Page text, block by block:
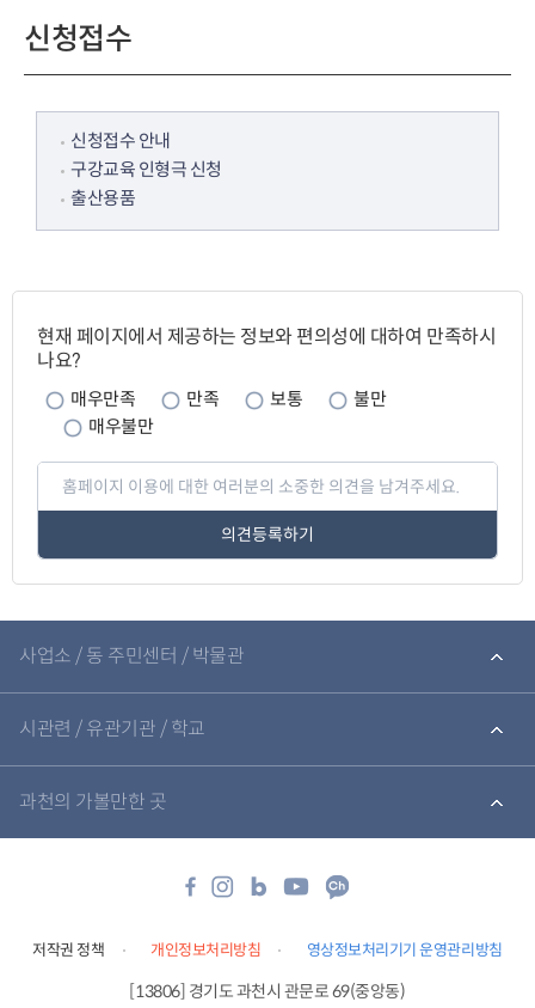
신청접수
신청접수 안내
구강교육 인형극 신청
출산용품
이
지
만
족
도
현재 페이지에서 제공하는 정보와 편의성에 대하여 만족하시
나요?
매우만족 만족 보통
불만
매우불만
페
지
족
도
평
입
력
관
관
기
사업소 / 동 주민센터 / 박물관
시관련 / 유관기관 / 학교
과천의 가볼만한 곳
저작권 정책 개인정보처리방침 영상정보처리기기 운영관리방침
[13806] 경기도 과천시 관문로 69(중앙동)